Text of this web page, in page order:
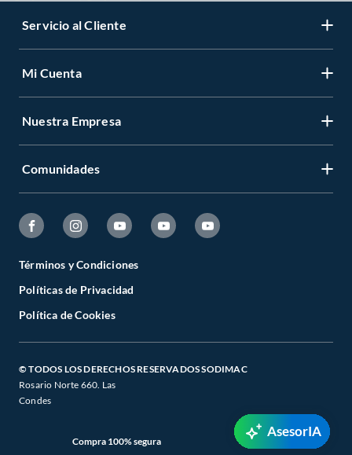
Servicio al Cliente
Mi Cuenta
Nuestra Empresa
Comunidades
Términos y Condiciones
Políticas de Privacidad
Política de Cookies
© TODOS LOS DERECHOS RESERVADOS SODIMAC
Rosario Norte 660. Las
Condes
Compra 100% segura
AsesorIA